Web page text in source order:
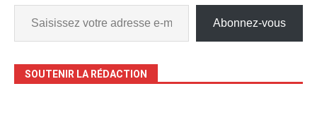
Abonnez-vous
SOUTENIR LA RÉDACTION